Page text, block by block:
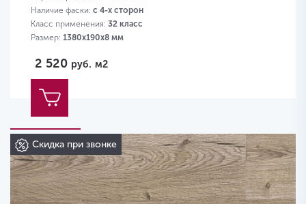
Наличие фаски: с 4-х сторон
Класс применения: 32 класс
Размер: 1380х190х8 мм
2 520 руб. м2
Скидка при звонке